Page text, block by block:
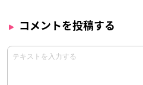
コメントを投稿する